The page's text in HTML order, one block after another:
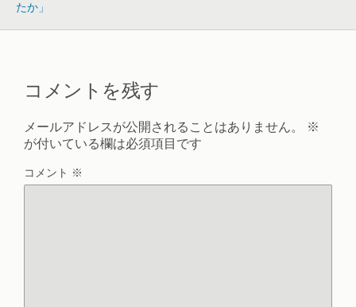
たか」
コメントを残す
メールアドレスが公開されることはありません。
※
が付いている欄は必須項目です
コメント ※